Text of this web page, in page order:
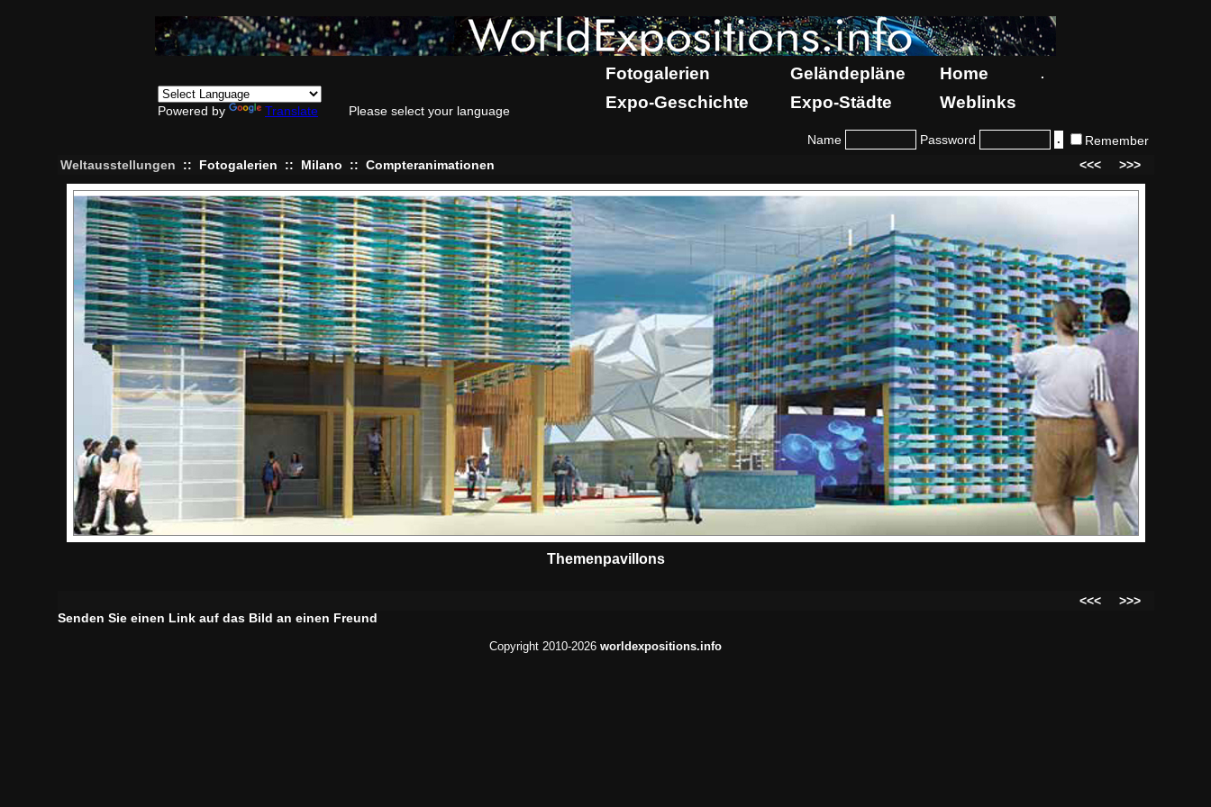
Powered by Translate Please select your language
Fotogalerien Geländepläne Home .
Expo-Geschichte Expo-Städte Weblinks
Name Password
Remember
Weltausstellungen
:: Fotogalerien :: Milano :: Compteranimationen <<< >>>
Themenpavillons
<<<
>>>
Senden Sie einen Link auf das Bild an einen Freund
Copyright 2010-2026 worldexpositions.info